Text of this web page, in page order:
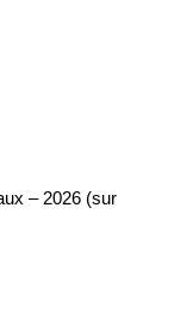
– 2026 (sur